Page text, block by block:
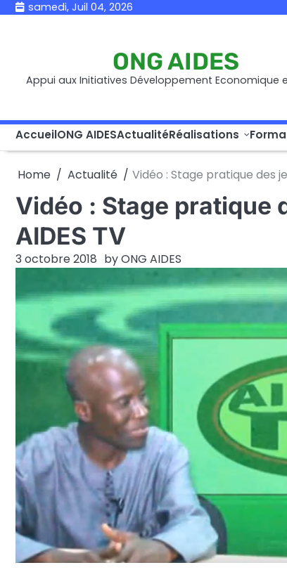
Skip samedi, Juil 04, 2026
ONG AIDES
Appui aux Initiatives Développement Economique
AccueilONG AIDESActualitéRéalisations
Home Actualité Vidéo : Stage pratique des
Vidéo : Stage pratique
AIDES TV
3 octobre 2018 byONG AIDES